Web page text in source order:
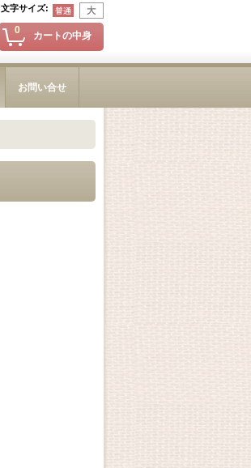
文字サイズ:
0 カートの中身
お問い合せ